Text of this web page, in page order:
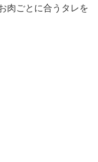
肉ごとに合うタレを